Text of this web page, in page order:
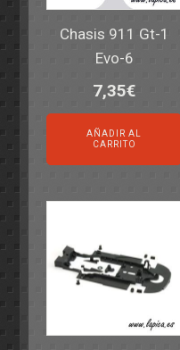
Chasis 911 Gt-1
Evo-6
7,35€
AÑADIR AL
CARRITO